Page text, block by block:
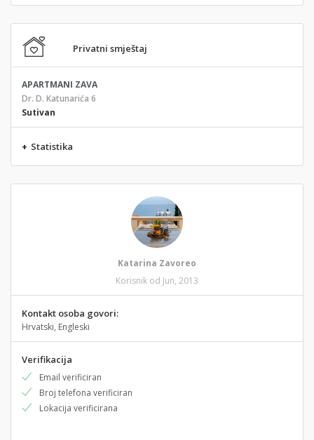
Privatni smještaj
APARTMANI ZAVA
Dr. D. Katunarića 6
Sutivan
+ Statistika
Katarina Zavoreo
Korisnik od Jun, 2013
Kontakt osoba govori:
Hrvatski, Engleski
Verifikacija
Email verificiran
Broj telefona verificiran
Lokacija verificirana